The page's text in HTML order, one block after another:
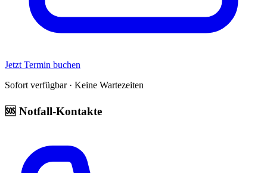
Jetzt Termin buchen
Sofort verfügbar · Keine Wartezeiten
🆘 Notfall-Kontakte